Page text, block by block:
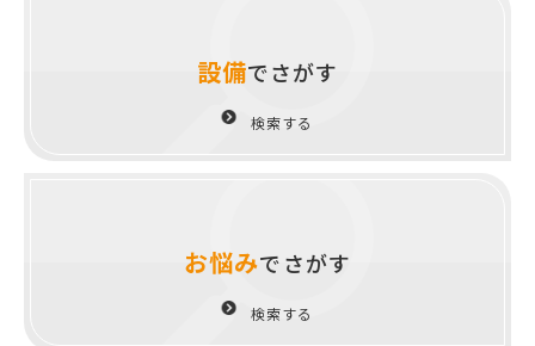
設備でさがす
検索する
お悩みでさがす
検索する